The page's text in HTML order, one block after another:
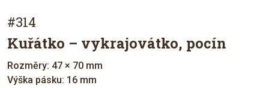
#314
Kuřátko – vykrajovátko, pocín
Rozměry: 47 × 70 mm
Výška pásku: 16 mm